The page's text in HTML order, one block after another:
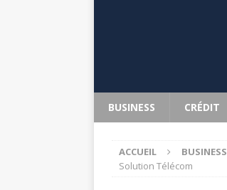
BUSINESS CRÉDIT
ACCUEIL BUSINESS
Solution Télécom